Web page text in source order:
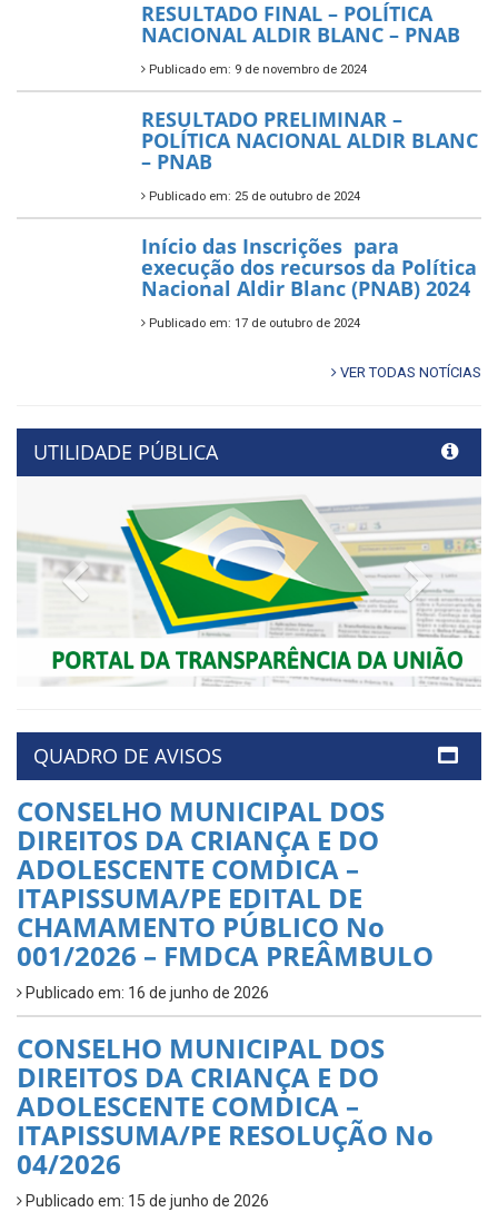
RESULTADO FINAL – POLÍTICA
NACIONAL ALDIR BLANC – PNAB
Publicado em: 9 de novembro de 2024
RESULTADO PRELIMINAR –
POLÍTICA NACIONAL ALDIR BLANC
– PNAB
Publicado em: 25 de outubro de 2024
Início das Inscrições para
execução dos recursos da Política
Nacional Aldir Blanc (PNAB) 2024
Publicado em: 17 de outubro de 2024
VER TODAS NOTÍCIAS
UTILIDADE PÚBLICA
Previous Next
QUADRO DE AVISOS
CONSELHO MUNICIPAL DOS
DIREITOS DA CRIANÇA E DO
ADOLESCENTE COMDICA –
ITAPISSUMA/PE EDITAL DE
CHAMAMENTO PÚBLICO No
001/2026 – FMDCA PREÂMBULO
Publicado em: 16 de junho de 2026
CONSELHO MUNICIPAL DOS
DIREITOS DA CRIANÇA E DO
ADOLESCENTE COMDICA –
ITAPISSUMA/PE RESOLUÇÃO No
04/2026
Publicado em: 15 de junho de 2026